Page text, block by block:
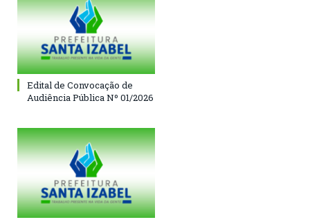
Edital de Convocação de
Audiência Pública Nº 01/2026